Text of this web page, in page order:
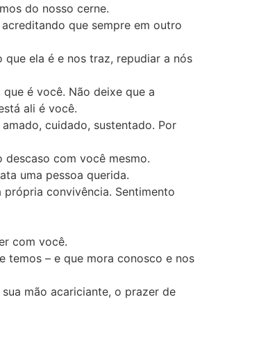
do nosso cerne.
que sempre em outro
que ela é e nos traz, repudiar a nós
é você. Não deixe que a
ali é você.
cuidado, sustentado. Por
descaso com você mesmo.
uma pessoa querida.
própria convivência. Sentimento
com você.
temos – e que mora conosco e nos
mão acariciante, o prazer de